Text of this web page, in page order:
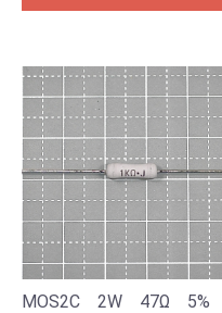
MOS2C 2W 47Ω 5%